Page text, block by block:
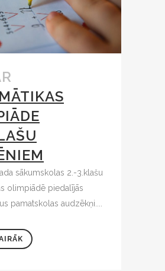
sākumskolas 2.-3.klašu
olimpiādē piedalījās
pamatskolas audzēkņi....